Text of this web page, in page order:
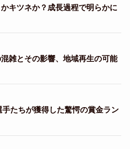
キツネか？成長過程で明らかに
雑とその影響、地域再生の可能
たちが獲得した驚愕の賞金ラン